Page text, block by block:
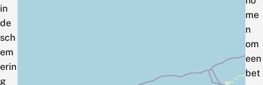
in
de
sch
em
erin
g
me
n
om
een
bet